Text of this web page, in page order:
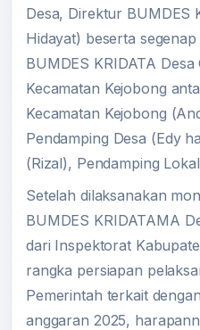
Desa, Direktur BUMDES
Hidayat) beserta
BUMDES KRIDATA
Kecamatan Kejobong
Kecamatan Kejobong
Pendamping Desa (Edy
(Rizal), Pendamping
Setelah dilaksanakan
BUMDES KRIDATAMA
dari Inspektorat
rangka persiapan
Pemerintah terkait
anggaran 2025,